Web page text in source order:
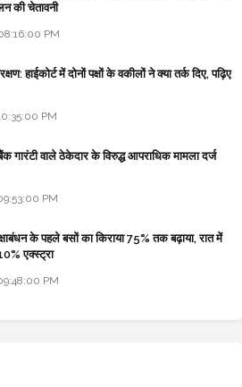
की चेतावनी
PM
हाईकोर्ट में दोनों पक्षों के वकीलों ने क्या तर्क दिए, पढ़िए
PM
गारंटी वाले ठेकेदार के विरुद्ध आपराधिक मामला दर्ज
PM
के पहले बसों का किराया 75% तक बढ़ाया, रात में
एक्स्ट्रा
PM